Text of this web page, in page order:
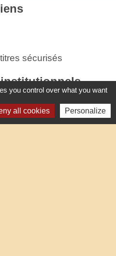
sécurisés
Beauvaisis
you control over what you want
all cookies Personalize